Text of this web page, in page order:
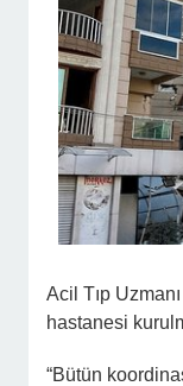
Acil Tıp
hastanesi
“Bütün